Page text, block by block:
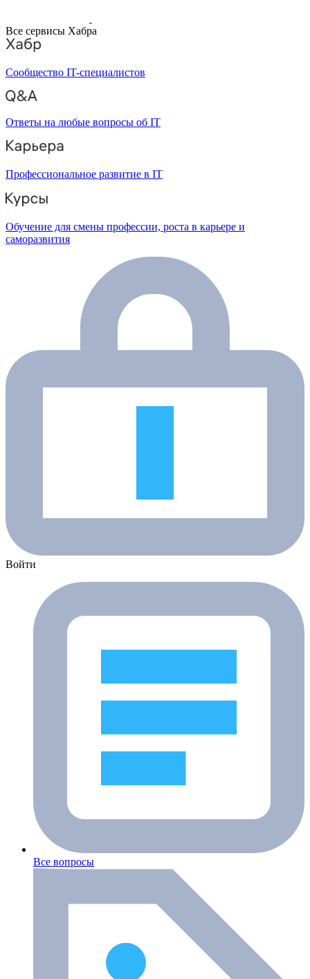
Все сервисы Хабра
Сообщество IT-специалистов
Ответы на любые вопросы об IT
Профессиональное развитие в IT
Обучение для смены профессии, роста в карьере и
саморазвития
Войти
Все вопросы